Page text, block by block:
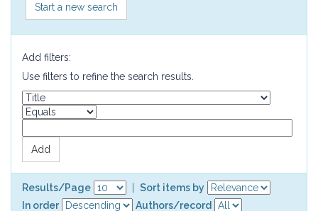
Start a new search
Add filters:
Use filters to refine the search results.
Results/Page
Sort items by
In order
Authors/record